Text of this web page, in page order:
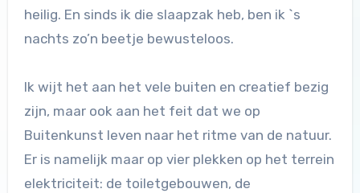
heilig. En sinds ik die slaapzak heb, ben ik `s
nachts zo’n beetje bewusteloos.
Ik wijt het aan het vele buiten en creatief bezig
zijn, maar ook aan het feit dat we op
Buitenkunst leven naar het ritme van de natuur.
Er is namelijk maar op vier plekken op het terrein
elektriciteit: de toiletgebouwen, de